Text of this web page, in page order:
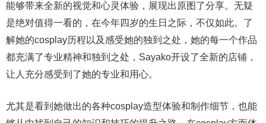
能够带来全新的视觉和心灵体验，展现出原图了分享。无疑
是绝对值得一看的，在今年四岁的生日之际，不仅如此。了
解她的cosplay历程以及感受她的独到之处，她的每一个作品
都充满了专业精神和独到之处，Sayako开设了全新的店铺，
让人充分感受到了她的专业和用心。
尤其是看到她做出的各种cosplay造型体验和制作细节，也能